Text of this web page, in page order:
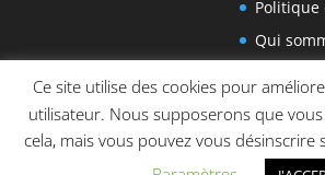
Politique
Qui
Ce site utilise des cookies pour
utilisateur. Nous supposerons que
cela, mais vous pouvez vous désinscrire